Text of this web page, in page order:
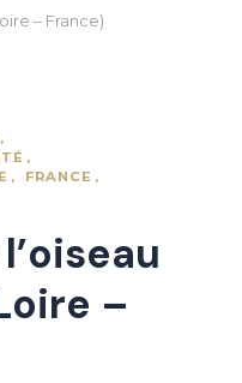
– France)
FRANCE
–